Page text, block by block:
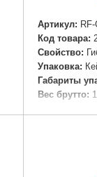
Артикул:
Код товара:
Свойство:
Упаковка:
Габариты
Вес брутто: